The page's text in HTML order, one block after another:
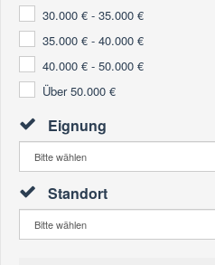
30.000 € - 35.000 €
35.000 € - 40.000 €
40.000 € - 50.000 €
Über 50.000 €
Eignung
Standort